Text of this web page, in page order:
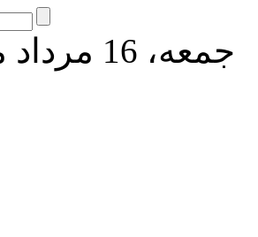
جمعه، 16 مرداد ماه، 1405